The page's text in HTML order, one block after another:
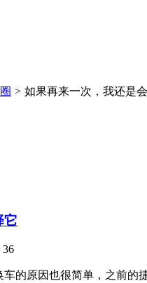
> 如果再来一次，我还是
它
36
的原因也很简单，之前